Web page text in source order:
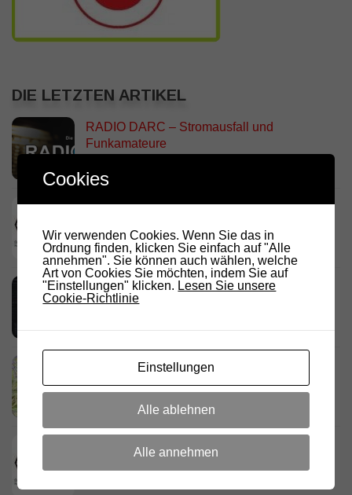
DIE LETZTEN ARTIKEL
RADIO DARC – Stromausfall und
Funkamateure
Deutschland Rundspruch 30/2026
Neues dashboard für APRS Digi
28. JULI 2026
Link Südtirol Murnau Süd ändert QRG und
DARC Rundspruch 29/2026
Cookies
Wir verwenden Cookies. Wenn Sie das in
Ordnung finden, klicken Sie einfach auf "Alle
annehmen". Sie können auch wählen, welche
Art von Cookies Sie möchten, indem Sie auf
"Einstellungen" klicken. Lesen Sie unsere
Cookie-Richtlinie
Einstellungen
Alle ablehnen
Alle annehmen